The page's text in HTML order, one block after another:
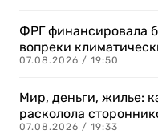
ФРГ финансировала
вопреки
07.08.2026 / 19:50
Мир, деньги, жилье:
расколола
07.08.2026 / 19:33